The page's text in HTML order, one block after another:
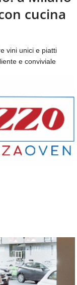
cucina
vini unici e piatti
e conviviale